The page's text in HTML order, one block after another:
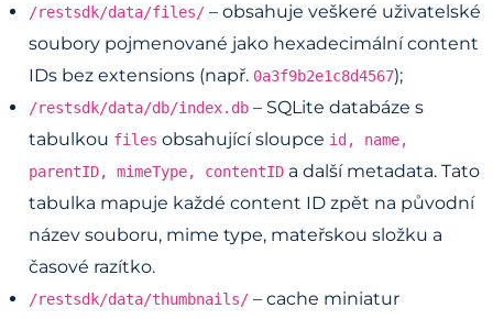
/restsdk/data/files/ – obsahuje veškeré uživatelské
soubory pojmenované jako hexadecimální content
IDs bez extensions (např. 0a3f9b2e1c8d4567);
/restsdk/data/db/index.db – SQLite databáze s
tabulkou files obsahující sloupce id, name,
parentID, mimeType, contentID a další metadata. Tato
tabulka mapuje každé content ID zpět na původní
název souboru, mime type, mateřskou složku a
časové razítko.
/restsdk/data/thumbnails/ – cache miniatur